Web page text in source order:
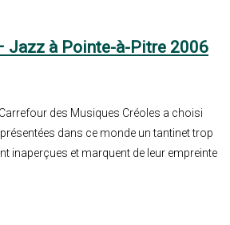
Jazz à Pointe-à-Pitre 2006
des Musiques Créoles a choisi
dans ce monde un tantinet trop
inaperçues et marquent de leur empreinte